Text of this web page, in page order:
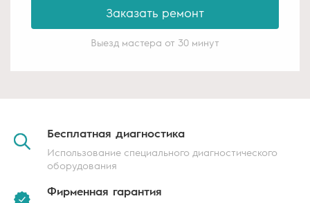
Заказать ремонт
Выезд мастера от 30 минут
Бесплатная диагностика
Использование специального диагностического
оборудования
Фирменная гарантия